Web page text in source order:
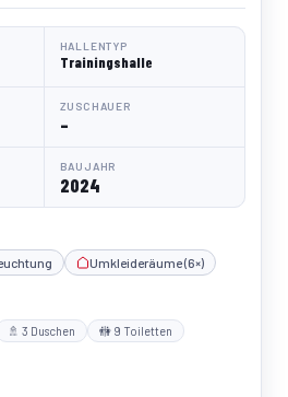
HALLENTYP
Trainingshalle
ZUSCHAUER
–
BAUJAHR
2024
Umkleideräume (6×)
🚿 3 Duschen 🚻 9 Toiletten